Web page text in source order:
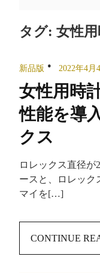
タグ: 女性
新品版 2022年4月
女性用時
性能を導
クス
ロレックス直径が
ースと、ロレック
マイを[…]
CONTINUE